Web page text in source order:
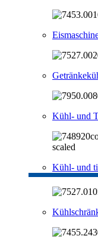
Kühl- und
Kühl- und